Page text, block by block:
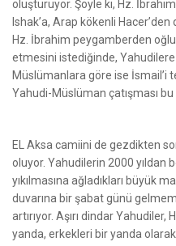
oluşturuyor. Şöyle ki, Hz.
Ishak’a, Arap kökenli
Hz. İbrahim peygamberden
etmesini istediğinde, Yahudilere
Müslümanlara göre ise İsmail’i
Yahudi-Müslüman çatışması bu
EL Aksa camiini de gezdikten
oluyor. Yahudilerin 2000 yıldan
yıkılmasına ağladıkları büyük
duvarına bir şabat günü
artırıyor. Aşırı dindar
yanda, erkekleri bir yanda olarak